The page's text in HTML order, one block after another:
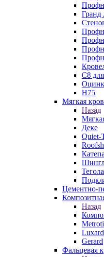
Гранд
С8
Н75
Мягкая
Назад
Деке
Quiet-
Тегола
Цементно-
Назад
Gerard
Фальцевая